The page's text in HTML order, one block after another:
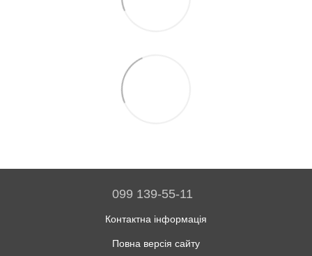
099 139-55-11
Контактна інформація
Повна версія сайту